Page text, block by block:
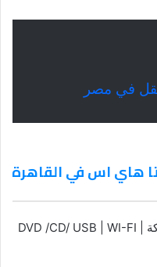
في مصر
هاي اس في القاهرة
شاشة عرض | كاسيت | كراسي متحركة | DVD /CD/ USB | WI-FI